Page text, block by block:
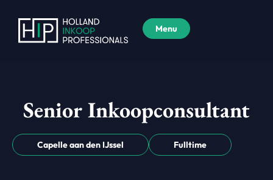
Menu
Senior Inkoopconsultant
Capelle aan den IJssel Fulltime